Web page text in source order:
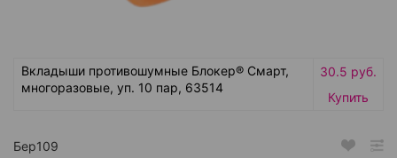
Вкладыши противошумные Блокер® Смарт,
многоразовые, уп. 10 пар, 63514
30.5 руб.
Купить
Бер109